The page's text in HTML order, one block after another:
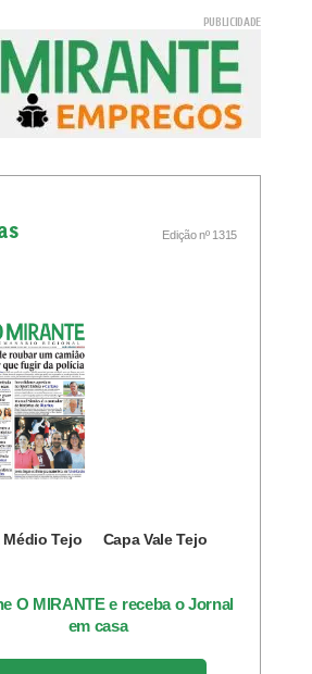
Edição nº 1315
Médio Tejo Capa Vale Tejo
O MIRANTE e receba o Jornal
em casa